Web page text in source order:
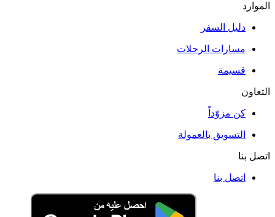
الموارد
دليل السفر
مسارات الرحلات
قسيمة
التعاون
كن مزوّداً
التسويق بالعمولة
اتصل بنا
اتصل بنا